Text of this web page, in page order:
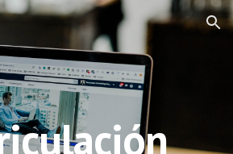
Skip to navigation